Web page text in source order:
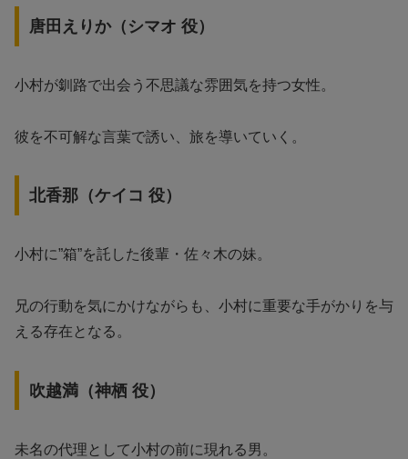
唐田えりか（シマオ 役）
小村が釧路で出会う不思議な雰囲気を持つ女性。
彼を不可解な言葉で誘い、旅を導いていく。
北香那（ケイコ 役）
小村に”箱”を託した後輩・佐々木の妹。
兄の行動を気にかけながらも、小村に重要な手がかりを与
える存在となる。
吹越満（神栖 役）
未名の代理として小村の前に現れる男。